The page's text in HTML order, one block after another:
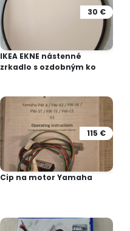
30 €
IKEA EKNE nástenné
zrkadlo s ozdobným ko
115 €
Cip na motor Yamaha